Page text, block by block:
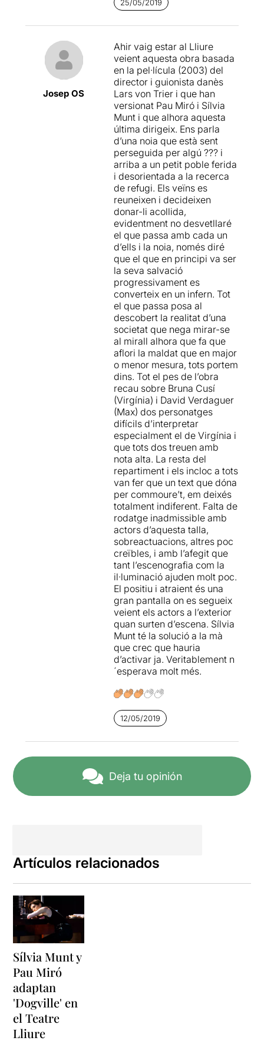
25/05/2019
Josep OS
Ahir vaig estar al Lliure
veient aquesta obra basada
en la pel·lícula (2003) del
director i guionista danès
Lars von Trier i que han
versionat Pau Miró i Sílvia
Munt i que alhora aquesta
última dirigeix. Ens parla
d’una noia que està sent
perseguida per algú ??? i
arriba a un petit poble ferida
i desorientada a la recerca
de refugi. Els veïns es
reuneixen i decideixen
donar-li acollida,
evidentment no desvetllaré
el que passa amb cada un
d’ells i la noia, només diré
que el que en principi va ser
la seva salvació
progressivament es
converteix en un infern. Tot
el que passa posa al
descobert la realitat d’una
societat que nega mirar-se
al mirall alhora que fa que
aflori la maldat que en major
o menor mesura, tots portem
dins. Tot el pes de l’obra
recau sobre Bruna Cusí
(Virgínia) i David Verdaguer
(Max) dos personatges
difícils d’interpretar
especialment el de Virgínia i
que tots dos treuen amb
nota alta. La resta del
repartiment i els incloc a tots
van fer que un text que dóna
per commoure’t, em deixés
totalment indiferent. Falta de
rodatge inadmissible amb
actors d’aquesta talla,
sobreactuacions, altres poc
creïbles, i amb l’afegit que
tant l’escenografia com la
il·luminació ajuden molt poc.
El positiu i atraient és una
gran pantalla on es segueix
veient els actors a l’exterior
quan surten d’escena. Sílvia
Munt té la solució a la mà
que crec que hauria
d’activar ja. Veritablement n
´esperava molt més.
12/05/2019
Deja tu opinión
Artículos relacionados
Sílvia Munt y
Pau Miró
adaptan
'Dogville' en
el Teatre
Lliure